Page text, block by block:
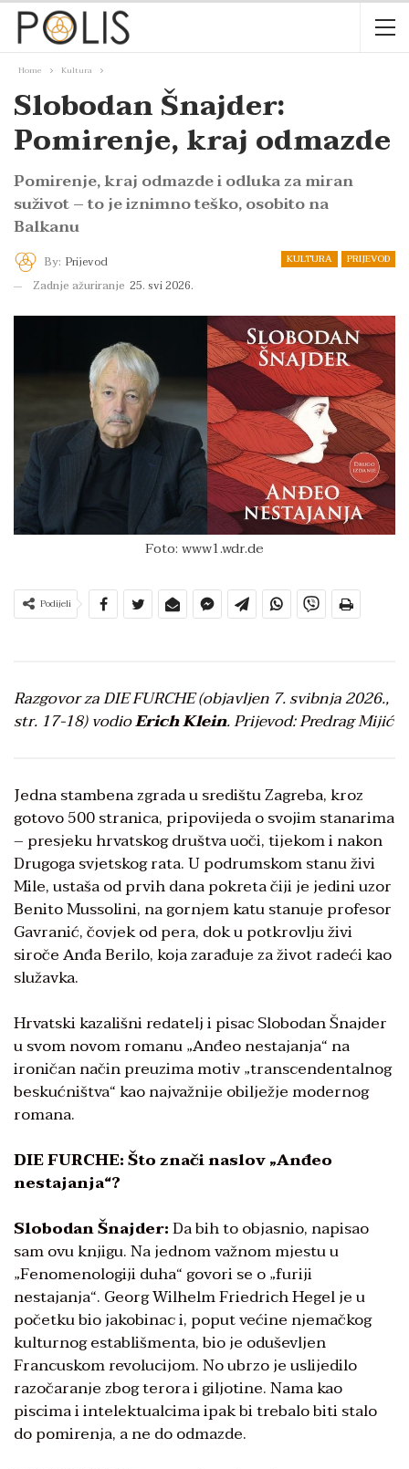
Home Kultura
Slobodan Šnajder:
Pomirenje, kraj odmazde
Pomirenje, kraj odmazde i odluka za miran
suživot – to je iznimno teško, osobito na
Balkanu
KULTURA PRIJEVOD
By: Prijevod
Zadnje ažuriranje 25. svi 2026.
Foto: www1.wdr.de
Podijeli
Razgovor za DIE FURCHE (objavljen 7. svibnja 2026.,
str. 17-18) vodioErich Klein. Prijevod: Predrag Mijić
Jedna stambena zgrada u središtu Zagreba, kroz
gotovo 500 stranica, pripovijeda o svojim stanarima
– presjeku hrvatskog društva uoči, tijekom i nakon
Drugoga svjetskog rata. U podrumskom stanu živi
Mile, ustaša od prvih dana pokreta čiji je jedini uzor
Benito Mussolini, na gornjem katu stanuje profesor
Gavranić, čovjek od pera, dok u potkrovlju živi
siroče Anđa Berilo, koja zarađuje za život radeći kao
služavka.
Hrvatski kazališni redatelj i pisac Slobodan Šnajder
u svom novom romanu „Anđeo nestajanja“ na
ironičan način preuzima motiv „transcendentalnog
beskućništva“ kao najvažnije obilježje modernog
romana.
DIE FURCHE: Što znači naslov „Anđeo
nestajanja“?
Slobodan Šnajder:Da bih to objasnio, napisao
sam ovu knjigu. Na jednom važnom mjestu u
„Fenomenologiji duha“ govori se o „furiji
nestajanja“. Georg Wilhelm Friedrich Hegel je u
početku bio jakobinac i, poput većine njemačkog
kulturnog establišmenta, bio je oduševljen
Francuskom revolucijom. No ubrzo je uslijedilo
razočaranje zbog terora i giljotine. Nama kao
piscima i intelektualcima ipak bi trebalo biti stalo
do pomirenja, a ne do odmazde.